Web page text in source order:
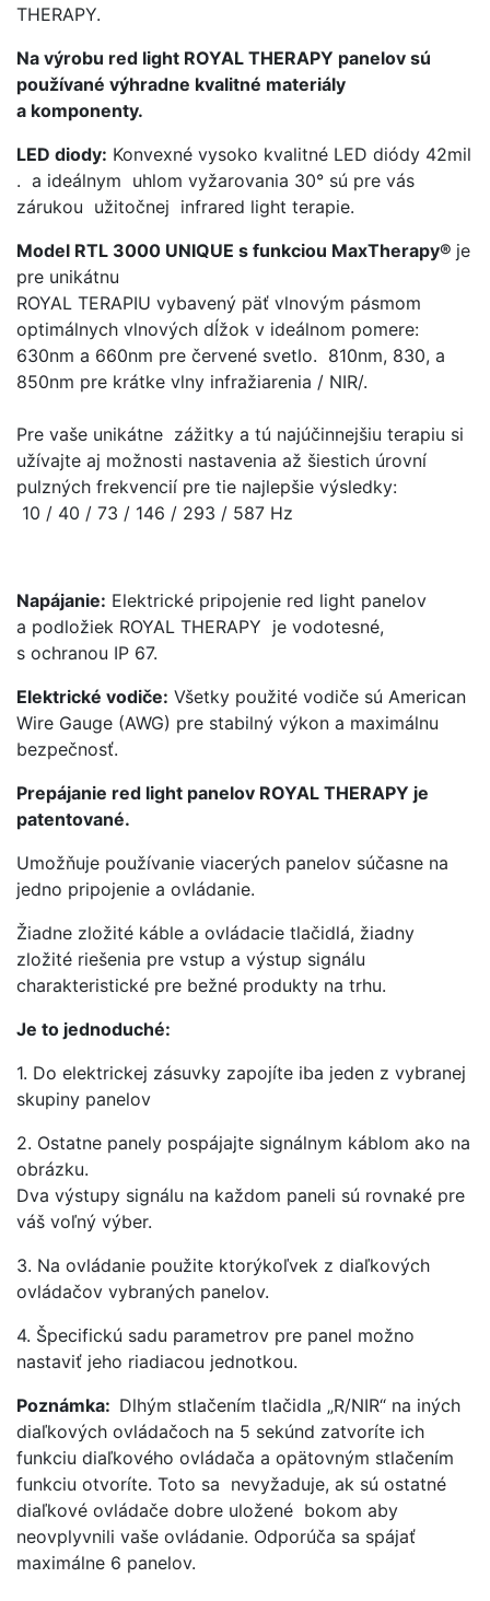
THERAPY.
Na výrobu red light ROYAL THERAPY panelov sú
používané výhradne kvalitné materiály
a komponenty.
LED diody: Konvexné vysoko kvalitné LED diódy 42mil
. a ideálnym uhlom vyžarovania 30° sú pre vás
zárukou užitočnej infrared light terapie.
Model RTL 3000 UNIQUE s funkciou MaxTherapy® je
pre unikátnu
ROYAL TERAPIU vybavený päť vlnovým pásmom
optimálnych vlnových dĺžok v ideálnom pomere:
630nm a 660nm pre červené svetlo. 810nm, 830, a
850nm pre krátke vlny infražiarenia / NIR/.
Pre vaše unikátne zážitky a tú najúčinnejšiu terapiu si
užívajte aj možnosti nastavenia až šiestich úrovní
pulzných frekvencií pre tie najlepšie výsledky:
10 / 40 / 73 / 146 / 293 / 587 Hz
Napájanie: Elektrické pripojenie red light panelov
a podložiek ROYAL THERAPY je vodotesné,
s ochranou IP 67.
Elektrické vodiče: Všetky použité vodiče sú American
Wire Gauge (AWG) pre stabilný výkon a maximálnu
bezpečnosť.
Prepájanie red light panelov ROYAL THERAPY je
patentované.
Umožňuje používanie viacerých panelov súčasne na
jedno pripojenie a ovládanie.
Žiadne zložité káble a ovládacie tlačidlá, žiadny
zložité riešenia pre vstup a výstup signálu
charakteristické pre bežné produkty na trhu.
Je to jednoduché:
1. Do elektrickej zásuvky zapojíte iba jeden z vybranej
skupiny panelov
2. Ostatne panely pospájajte signálnym káblom ako na
obrázku.
Dva výstupy signálu na každom paneli sú rovnaké pre
váš voľný výber.
3. Na ovládanie použite ktorýkoľvek z diaľkových
ovládačov vybraných panelov.
4. Špecifickú sadu parametrov pre panel možno
nastaviť jeho riadiacou jednotkou.
Poznámka: Dlhým stlačením tlačidla „R/NIR“ na iných
diaľkových ovládačoch na 5 sekúnd zatvoríte ich
funkciu diaľkového ovládača a opätovným stlačením
funkciu otvoríte. Toto sa nevyžaduje, ak sú ostatné
diaľkové ovládače dobre uložené bokom aby
neovplyvnili vaše ovládanie. Odporúča sa spájať
maximálne 6 panelov.